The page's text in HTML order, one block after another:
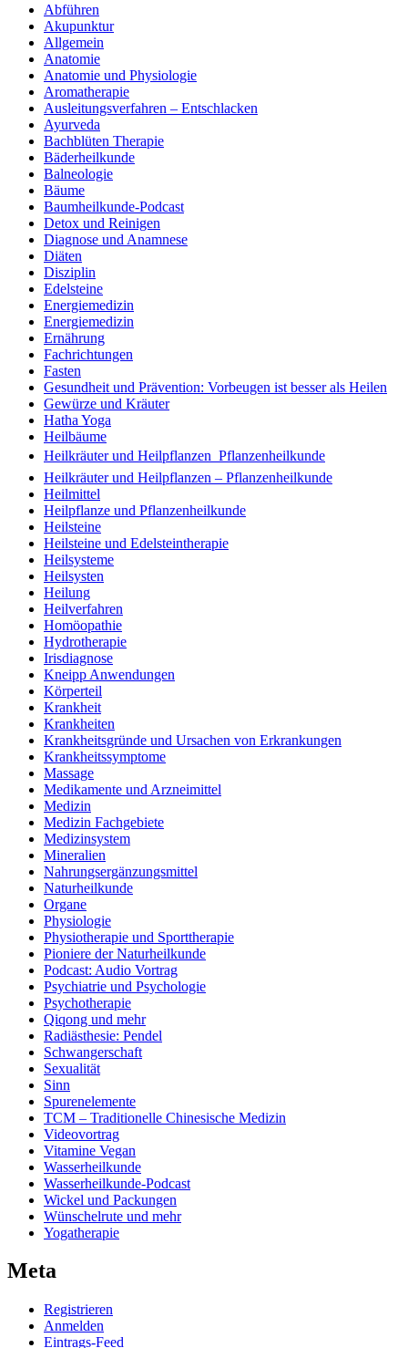
Abführen
Akupunktur
Allgemein
Anatomie
Anatomie und Physiologie
Aromatherapie
Ausleitungsverfahren – Entschlacken
Ayurveda
Bachblüten Therapie
Bäderheilkunde
Balneologie
Bäume
Baumheilkunde-Podcast
Detox und Reinigen
Diagnose und Anamnese
Diäten
Disziplin
Edelsteine
Energiemedizin
Energiemedizin
Ernährung
Fachrichtungen
Fasten
Gesundheit und Prävention: Vorbeugen ist besser als Heilen
Gewürze und Kräuter
Hatha Yoga
Heilbäume
Heilkräuter und Heilpflanzen  Pflanzenheilkunde
Heilkräuter und Heilpflanzen – Pflanzenheilkunde
Heilmittel
Heilpflanze und Pflanzenheilkunde
Heilsteine
Heilsteine und Edelsteintherapie
Heilsysteme
Heilsysten
Heilung
Heilverfahren
Homöopathie
Hydrotherapie
Irisdiagnose
Kneipp Anwendungen
Körperteil
Krankheit
Krankheiten
Krankheitsgründe und Ursachen von Erkrankungen
Krankheitssymptome
Massage
Medikamente und Arzneimittel
Medizin
Medizin Fachgebiete
Medizinsystem
Mineralien
Nahrungsergänzungsmittel
Naturheilkunde
Organe
Physiologie
Physiotherapie und Sporttherapie
Pioniere der Naturheilkunde
Podcast: Audio Vortrag
Psychiatrie und Psychologie
Psychotherapie
Qiqong und mehr
Radiästhesie: Pendel
Schwangerschaft
Sexualität
Sinn
Spurenelemente
TCM – Traditionelle Chinesische Medizin
Videovortrag
Vitamine Vegan
Wasserheilkunde
Wasserheilkunde-Podcast
Wickel und Packungen
Wünschelrute und mehr
Yogatherapie
Meta
Registrieren
Anmelden
Eintrags-Feed